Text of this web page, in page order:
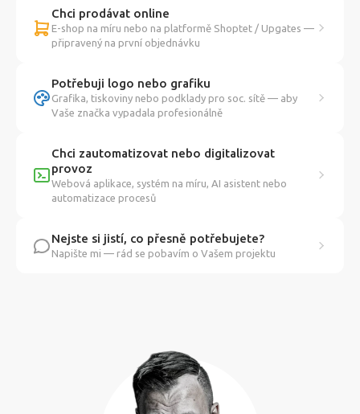
Chci prodávat online
E-shop na míru nebo na platformě Shoptet / Upgates —
připravený na první objednávku
Potřebuji logo nebo grafiku
Grafika, tiskoviny nebo podklady pro soc. sítě — aby
Vaše značka vypadala profesionálně
Chci zautomatizovat nebo digitalizovat
provoz
Webová aplikace, systém na míru, AI asistent nebo
automatizace procesů
Nejste si jistí, co přesně potřebujete?
Napište mi — rád se pobavím o Vašem projektu